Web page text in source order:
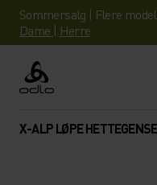
Sommersalg | Flere
Dame | Herre
Odlo
X-ALP LØPE